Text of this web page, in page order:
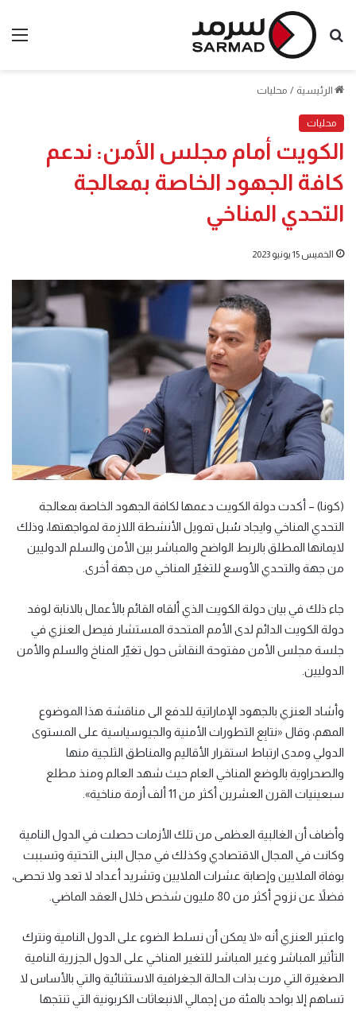
بحث
الرئيسية / محليات
محليات
الكويت أمام مجلس الأمن: ندعم
كافة الجهود الخاصة بمعالجة
التحدي المناخي
الخميس 15 يونيو 2023
(كونا) – أكدت دولة الكويت دعمها لكافة الجهود الخاصة بمعالجة
التحدي المناخي وايجاد سُبل تمويل الأنشطة اللازِمة لمواجهتها، وذلك
لايمانها المطلق بالربط الواضح والمباشر بين الأمن والسلم الدوليين
من جهة والتحدي الأوسع للتغيّر المناخي من جهة أخرى.
جاء ذلك في بيان دولة الكويت الذي ألقاه القائم بالأعمال بالانابة لوفد
دولة الكويت الدائم لدى الأمم المتحدة المستشار فيصل العنزي في
جلسة مجلس الأمن مفتوحة النقاش حول تغيّر المناخ والسلم والأمن
الدوليين.
وأشاد العنزي بالجهود الإماراتية للدفع الى مناقشة هذا الموضوع
المهم، وقال «نتابِع التطورات الأمنية والجيوسياسية على المستوى
الدولي ومدى ارتباط استقرار الأقاليم والمناطق الثلجية منها
والصحراوية بالوضع المناخي العام حيث شهد العالم ومنذ مطلع
سبعينيات القرن العشرين أكثر من 11 ألف أزمة مناخية».
وأضاف أن الغالبية العظمى من تلك الأزمات حصلت في الدول النامية
وكانت في المجال الاقتصادي وكذلك في مجال البنى التحتية وتسببت
بوفاة الملايين وإصابة عشرات الملايين وتشريد أعداد لا تعد ولا تحصى،
فضلاً عن نزوح أكثر من 80 مليون شخص خلال العقد الماضي.
واعتبر العنزي أنه «لا يمكن أن نسلط الضوء على الدول النامية ونترك
التأثير المباشر وغير المباشر للتغير المناخي على الدول الجزرية النامية
الصغيرة التي مرت بذات الحالة الجغرافية الاستثنائية والتي بالأساس لا
تساهم إلا بواحد بالمئة من إجمالي الانبعاثات الكربونية التي تنتجها